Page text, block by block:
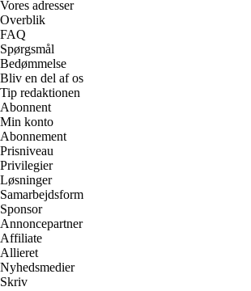
Vores adresser
Overblik
FAQ
Spørgsmål
Bedømmelse
Bliv en del af os
Tip redaktionen
Abonnent
Min konto
Abonnement
Prisniveau
Privilegier
Løsninger
Samarbejdsform
Sponsor
Annoncepartner
Affiliate
Allieret
Nyhedsmedier
Skriv